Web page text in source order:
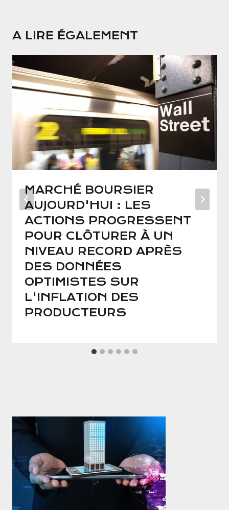
A LIRE ÉGALEMENT
MARCHÉ BOURSIER
AUJOURD'HUI : LES
ACTIONS PROGRESSENT
POUR CLÔTURER À UN
NIVEAU RECORD APRÈS
DES DONNÉES
OPTIMISTES SUR
L'INFLATION DES
PRODUCTEURS